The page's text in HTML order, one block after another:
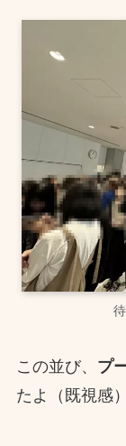
この並び、 プ
たよ（既視感）